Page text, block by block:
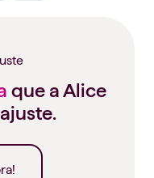
que a Alice